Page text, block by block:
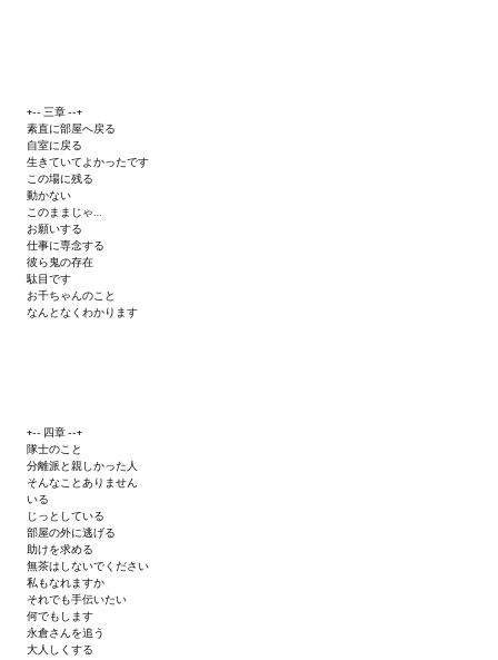
+-- 三章 --+
素直に部屋へ戻る
自室に戻る
生きていてよかったです
この場に残る
動かない
このままじゃ…
お願いする
仕事に専念する
彼ら鬼の存在
駄目です
お千ちゃんのこと
なんとなくわかります
+-- 四章 --+
隊士のこと
分離派と親しかった人
そんなことありません
いる
じっとしている
部屋の外に逃げる
助けを求める
無茶はしないでください
私もなれますか
それでも手伝いたい
何でもします
永倉さんを追う
大人しくする